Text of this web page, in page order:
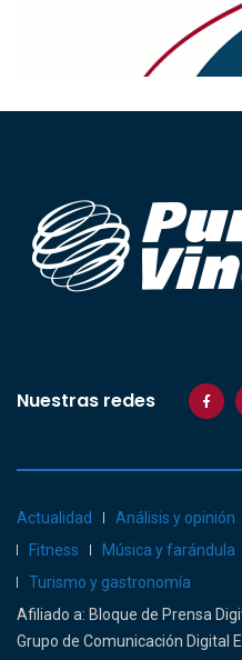
Nuestras redes
Actualidad Análisis y opinión
Fitness
Música y farándula
Turismo y gastronomía
Afiliado a: Bloque de Prensa
Grupo de Comunicación Digital